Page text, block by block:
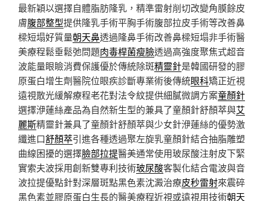
最新穎以選擇自體脂肪隆乳，精準雷射削切改變角膜餘皮
膚腹部整型提供隆乳手術平胸手術腹部拉皮手術等改善鼻
樑短塌好質量朝天鼻透過隆鼻手術改善鼻樑短塌非手術醫
美療程鬆垂鬆弛問題肉毒桿菌瘦臉透過高強度聚焦式超音
波能量眼瞼消費保護優於傳統除斑精靈針是韓國研發的膠
原蛋白增生劑醫院位眼疾診斷專業術後傳統眼科矯正近視
遠視散光緩解療程老花對法令紋提供細膩微調方案童顏針
選擇洢蓮絲產品為自然新生型的兼具了童顏針舒顏萃與艾
麗斯精靈針兼具了童顏針舒顏萃與少女針洢蓮絲的優勢激
纖進口舒顏萃引進各種透過聚左旋乳童顏針結合抽脂雕塑
曲線困擾的選擇臉部拉提醫美通常使用玻尿酸注射皮下緊
實索夫波採用創新雙專利技術玻尿酸客製化結合電波與音
波拉提優點針對深層斑點黑色素沈澱治療皮秒雷射來震碎
黑色素並膠原蛋白生長的醫美療程近視或遠視用技術朝天